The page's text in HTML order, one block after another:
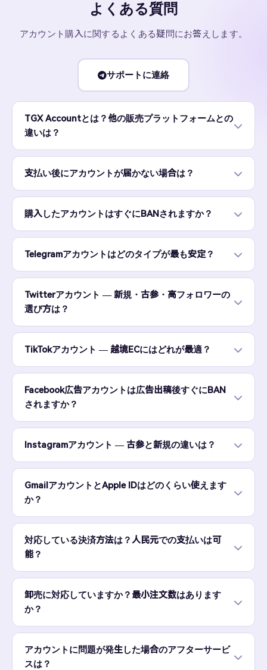
よくある質問
アカウント購入に関するよくある疑問にお答えします。
サポートに連絡
TGX Accountとは？他の販売プラットフォームとの
違いは？
支払い後にアカウントが届かない場合は？
購入したアカウントはすぐにBANされますか？
Telegramアカウントはどのタイプが最も安定？
Twitterアカウント — 新規・古参・高フォロワーの
選び方は？
TikTokアカウント — 越境ECにはどれが最適？
Facebook広告アカウントは広告出稿後すぐにBAN
されますか？
Instagramアカウント — 古参と新規の違いは？
GmailアカウントとApple IDはどのくらい使えます
か？
対応している決済方法は？人民元での支払いは可
能？
卸売に対応していますか？最小注文数はあります
か？
アカウントに問題が発生した場合のアフターサービ
スは？